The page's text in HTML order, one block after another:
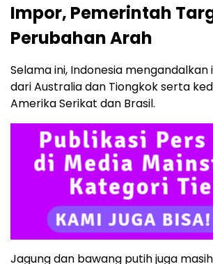
Impor, Pemerintah
Perubahan Arah
Selama ini, Indonesia
dari Australia dan Tiongkok serta
Amerika Serikat dan Brasil.
Jagung dan bawang putih juga